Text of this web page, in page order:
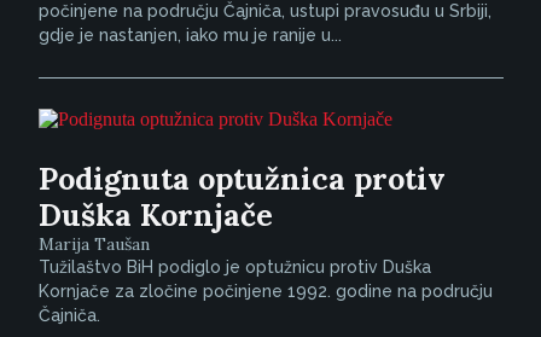
počinjene na području Čajniča, ustupi pravosuđu u Srbiji,
gdje je nastanjen, iako mu je ranije u...
Podignuta optužnica protiv
Duška Kornjače
Marija Taušan
Tužilaštvo BiH podiglo je optužnicu protiv Duška
Kornjače za zločine počinjene 1992. godine na području
Čajniča.